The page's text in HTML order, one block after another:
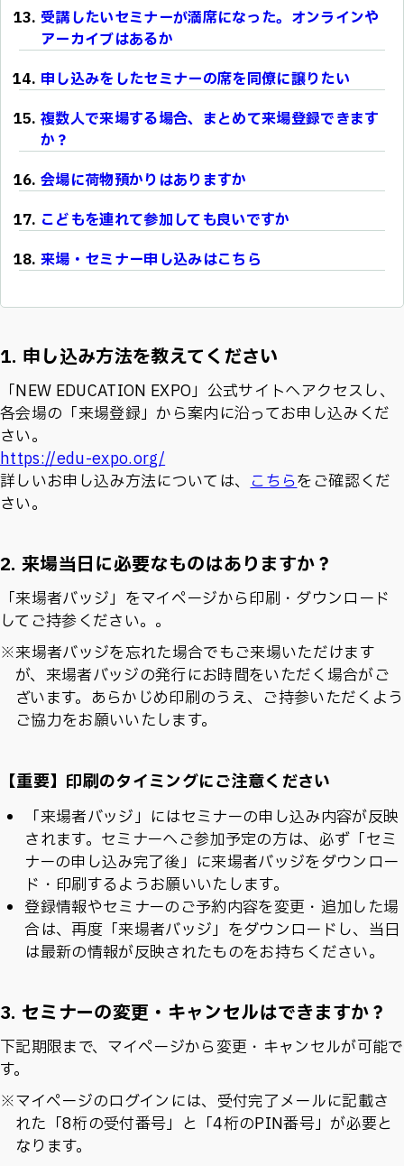
受講したいセミナーが満席になった。オンラインや
アーカイブはあるか
申し込みをしたセミナーの席を同僚に譲りたい
複数人で来場する場合、まとめて来場登録できます
か？
会場に荷物預かりはありますか
こどもを連れて参加しても良いですか
来場・セミナー申し込みはこちら
1. 申し込み方法を教えてください
「NEW EDUCATION EXPO」公式サイトへアクセスし、
各会場の「来場登録」から案内に沿ってお申し込みくだ
さい。
https://edu-expo.org/
詳しいお申し込み方法については、こちらをご確認くだ
さい。
2. 来場当日に必要なものはありますか？
「来場者バッジ」をマイページから印刷・ダウンロード
してご持参ください。。
※来場者バッジを忘れた場合でもご来場いただけます
が、来場者バッジの発行にお時間をいただく場合がご
ざいます。あらかじめ印刷のうえ、ご持参いただくよう
ご協力をお願いいたします。
【重要】印刷のタイミングにご注意ください
「来場者バッジ」にはセミナーの申し込み内容が反映
されます。セミナーへご参加予定の方は、必ず「セミ
ナーの申し込み完了後」に来場者バッジをダウンロー
ド・印刷するようお願いいたします。
登録情報やセミナーのご予約内容を変更・追加した場
合は、再度「来場者バッジ」をダウンロードし、当日
は最新の情報が反映されたものをお持ちください。
3. セミナーの変更・キャンセルはできますか？
下記期限まで、マイページから変更・キャンセルが可能で
す。
※マイページのログインには、受付完了メールに記載さ
れた「8桁の受付番号」と「4桁のPIN番号」が必要と
なります。